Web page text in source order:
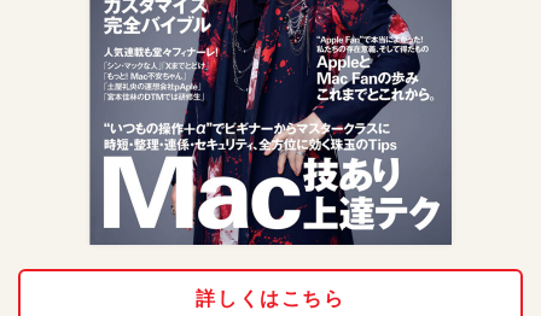
詳しくはこちら